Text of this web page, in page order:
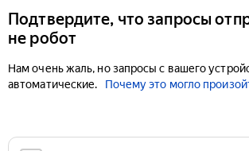
Подтвердите, что запросы
не робот
Нам очень жаль, но запросы с вашего
автоматические.
Почему это могло